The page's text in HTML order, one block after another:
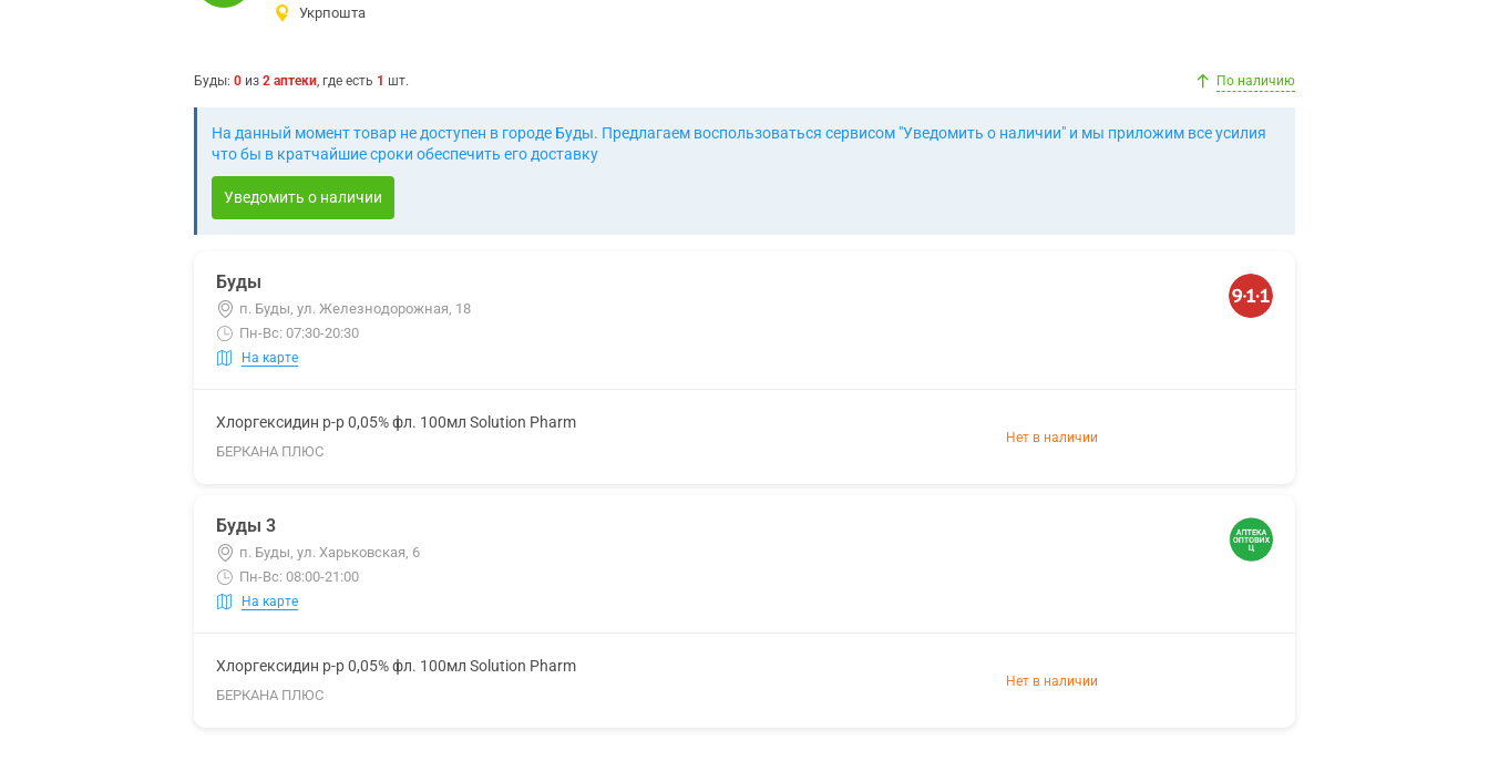
Укрпошта
Буды: 0 из 2 аптеки, где есть 1 шт. По наличию
На данный момент товар не доступен в городе Буды. Предлагаем воспользоваться сервисом "Уведомить о наличии" и мы приложим все усилия
что бы в кратчайшие сроки обеспечить его доставку
Уведомить о наличии
Буды
п. Буды, ул. Железнодорожная, 18
Пн-Вс: 07:30-20:30
На карте
Хлоргексидин р-р 0,05% фл. 100мл Solution Pharm
БЕРКАНА ПЛЮС
Нет в наличии
Буды 3
п. Буды, ул. Харьковская, 6
Пн-Вс: 08:00-21:00
На карте
Хлоргексидин р-р 0,05% фл. 100мл Solution Pharm
БЕРКАНА ПЛЮС
Нет в наличии